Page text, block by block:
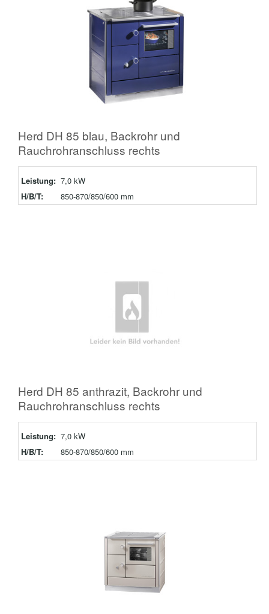
Herd DH 85 blau, Backrohr und
Rauchrohranschluss rechts
Leistung: 7,0 kW
H/B/T:
850-870/850/600 mm
Herd DH 85 anthrazit, Backrohr und
Rauchrohranschluss rechts
Leistung: 7,0 kW
H/B/T:
850-870/850/600 mm